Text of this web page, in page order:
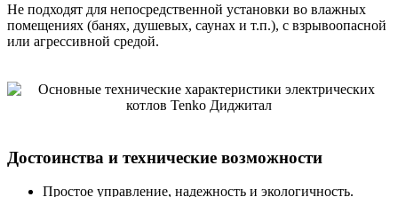
Не подходят для непосредственной установки во влажных
помещениях (банях, душевых, саунах и т.п.), с взрывоопасной
или агрессивной средой.
Достоинства и технические возможности
Простое управление, надежность и экологичность.